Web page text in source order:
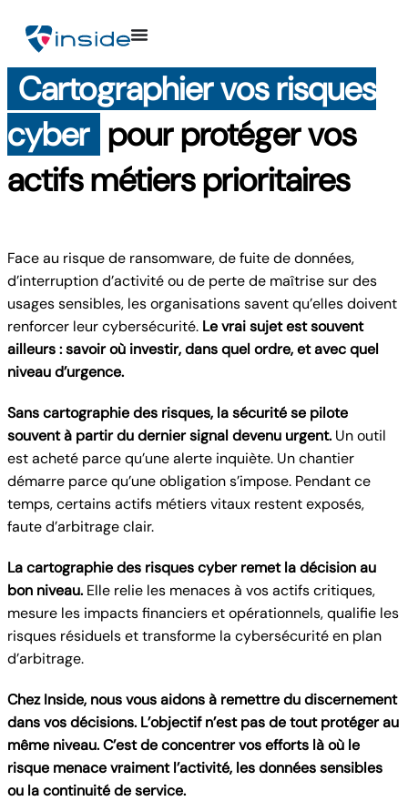
Cartographier vos risques
cyber pour protéger vos
actifs métiers prioritaires
Face au risque de ransomware, de fuite de données,
d’interruption d’activité ou de perte de maîtrise sur des
usages sensibles, les organisations savent qu’elles doivent
renforcer leur cybersécurité. Le vrai sujet est souvent
ailleurs : savoir où investir, dans quel ordre, et avec quel
niveau d’urgence.
Sans cartographie des risques, la sécurité se pilote
souvent à partir du dernier signal devenu urgent. Un outil
est acheté parce qu’une alerte inquiète. Un chantier
démarre parce qu’une obligation s’impose. Pendant ce
temps, certains actifs métiers vitaux restent exposés,
faute d’arbitrage clair.
La cartographie des risques cyber remet la décision au
bon niveau. Elle relie les menaces à vos actifs critiques,
mesure les impacts financiers et opérationnels, qualifie les
risques résiduels et transforme la cybersécurité en plan
d’arbitrage.
Chez Inside, nous vous aidons à remettre du discernement
dans vos décisions. L’objectif n’est pas de tout protéger au
même niveau. C’est de concentrer vos efforts là où le
risque menace vraiment l’activité, les données sensibles
ou la continuité de service.